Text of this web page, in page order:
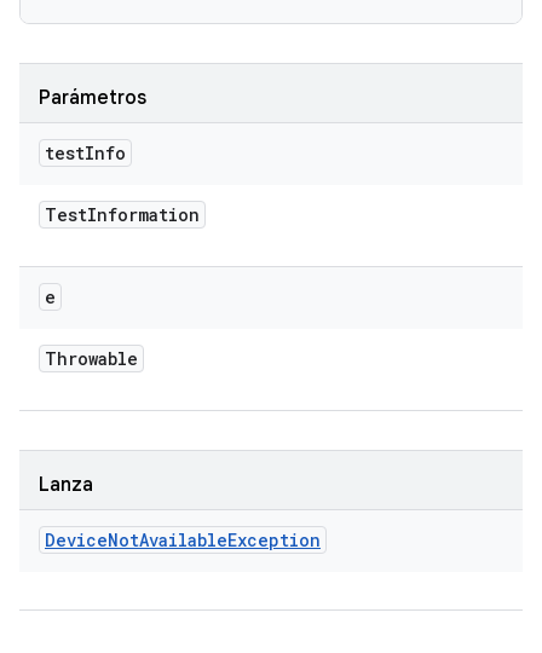
Parámetros
testInfo
TestInformation
e
Throwable
Lanza
DeviceNotAvailableException